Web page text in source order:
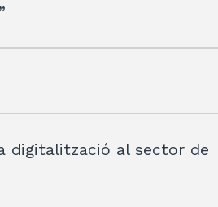
digitalització al sector de